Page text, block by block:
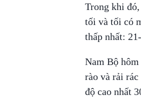
Trong khi
tối và tối có
thấp nhất:
Nam Bộ
rào và rải
độ cao nhất